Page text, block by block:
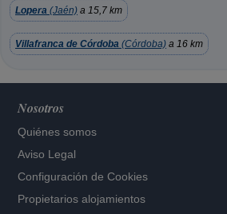
Lopera (Jaén) a 15,7 km
Villafranca de Córdoba (Córdoba) a 16 km
Nosotros
Quiénes somos
Aviso Legal
Configuración de Cookies
Propietarios alojamientos